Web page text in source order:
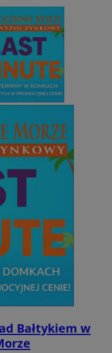
Bałtykiem w